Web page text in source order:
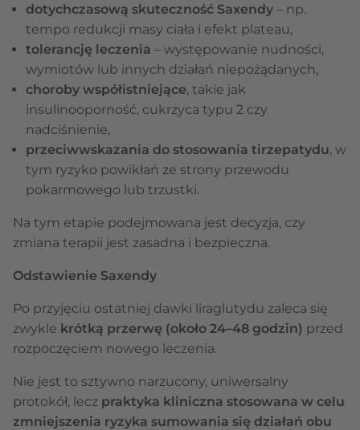
dotychczasową skuteczność Saxendy – np.
tempo redukcji masy ciała i efekt plateau,
tolerancję leczenia – występowanie nudności,
wymiotów lub innych działań niepożądanych,
choroby współistniejące, takie jak
insulinooporność, cukrzyca typu 2 czy
nadciśnienie,
przeciwwskazania do stosowania tirzepatydu, w
tym ryzyko powikłań ze strony przewodu
pokarmowego lub trzustki.
Na tym etapie podejmowana jest decyzja, czy
zmiana terapii jest zasadna i bezpieczna.
Odstawienie Saxendy
Po przyjęciu ostatniej dawki liraglutydu zaleca się
zwykle krótką przerwę (około 24–48 godzin) przed
rozpoczęciem nowego leczenia.
Nie jest to sztywno narzucony, uniwersalny
protokół, lecz praktyka kliniczna stosowana w celu
zmniejszenia ryzyka sumowania się działań obu